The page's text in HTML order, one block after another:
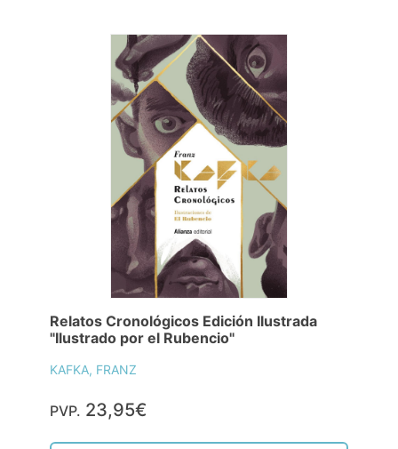
Relatos Cronológicos Edición Ilustrada
"Ilustrado por el Rubencio"
KAFKA, FRANZ
PVP. 23,95€